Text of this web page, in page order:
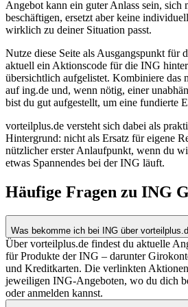
Angebot kann ein guter Anlass sein, sich
beschäftigen, ersetzt aber keine
wirklich zu deiner Situation passt.
Nutze diese Seite als Ausgangspunkt für
aktuell ein Aktionscode für die ING
übersichtlich aufgelistet. Kombiniere das
auf ing.de und, wenn nötig, einer
bist du gut aufgestellt, um eine fundierte
vorteilplus.de versteht sich dabei als
Hintergrund: nicht als Ersatz für eigene
nützlicher erster Anlaufpunkt, wenn du
etwas Spannendes bei der ING läuft.
Häufige Fragen zu ING
Was bekomme ich bei ING über
Über vorteilplus.de findest du aktuelle
für Produkte der ING – darunter
und Kreditkarten. Die verlinkten
jeweiligen ING-Angeboten, wo du dich
oder anmelden kannst.